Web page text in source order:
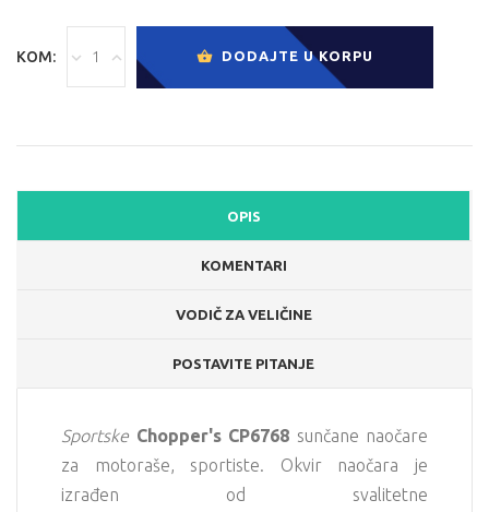
KOM: DODAJTE U KORPU
OPIS
KOMENTARI
VODIČ ZA VELIČINE
POSTAVITE PITANJE
Sportske Chopper's CP6768 sunčane naočare
za motoraše, sportiste. Okvir naočara je
izrađen od svalitetne